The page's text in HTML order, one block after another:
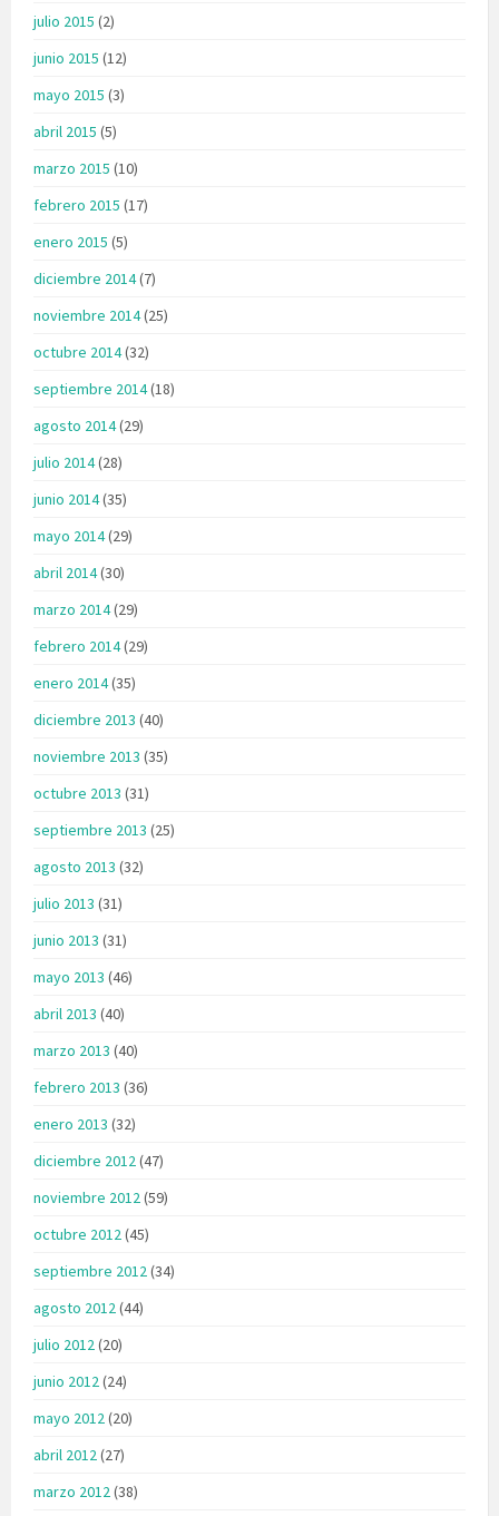
julio 2015 (2)
junio 2015 (12)
mayo 2015 (3)
abril 2015 (5)
marzo 2015 (10)
febrero 2015 (17)
enero 2015 (5)
diciembre 2014(7)
noviembre 2014(25)
octubre 2014(32)
septiembre 2014(18)
agosto 2014(29)
julio 2014(28)
junio 2014(35)
mayo 2014(29)
abril 2014(30)
marzo 2014(29)
febrero 2014(29)
enero 2014(35)
diciembre 2013 (40)
noviembre 2013 (35)
octubre 2013 (31)
septiembre 2013 (25)
agosto 2013 (32)
julio 2013 (31)
junio 2013 (31)
mayo 2013 (46)
abril 2013 (40)
marzo 2013 (40)
febrero 2013 (36)
enero 2013 (32)
diciembre 2012(47)
noviembre 2012(59)
octubre 2012(45)
septiembre 2012(34)
agosto 2012(44)
julio 2012(20)
junio 2012(24)
mayo 2012(20)
abril 2012(27)
marzo 2012(38)